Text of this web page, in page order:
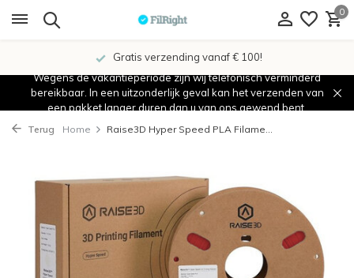
0
Gratis verzending vanaf € 100!
Wegens de vakantieperiode zijn wij telefonisch verminderd
bereikbaar. In een uitzonderlijk geval kan het verzenden van
een pakket langer duren dan u van ons gewend bent.
Terug Home Raise3D Hyper Speed PLA Filame...